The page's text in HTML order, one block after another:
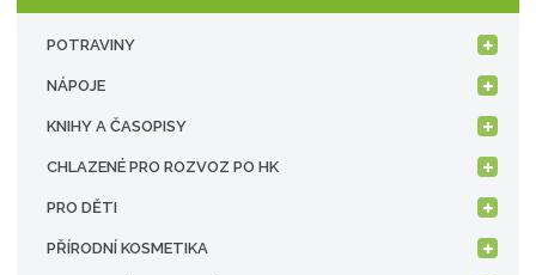
POTRAVINY
NÁPOJE
KNIHY A ČASOPISY
CHLAZENÉ PRO ROZVOZ PO HK
PRO DĚTI
PŘÍRODNÍ KOSMETIKA